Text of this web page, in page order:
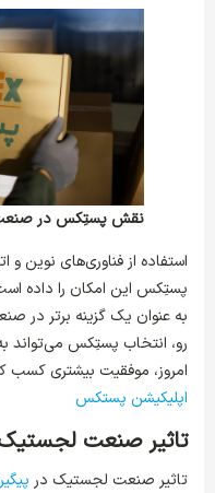
نقش پستِکس در
استفاده از فناوری‌های نوین
پستِکس این امکان را داده
به عنوان یک گزینه برتر در
رو، انتخاب پستِکس می‌تواند
امروز، موفقیت بیشتری کسب
اپلیکیشن پستکس
تاثیر صنعت
تاثیر صنعت لجستیک در